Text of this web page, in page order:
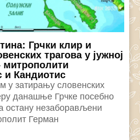
Грчки клир и
трагова у јужној
митрополити
и Кандиотис
у затирању словенских
данашње Грчке посебно
остану незаборављени
Герман